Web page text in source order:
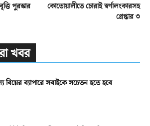
পুরস্কার
কোতোয়ালীতে চোরাই স্বর্ণালংকারসহ
গ্রেপ্তার ৩
খবর
বিয়ের ব্যাপারে সবাইকে সচেতন হতে হবে